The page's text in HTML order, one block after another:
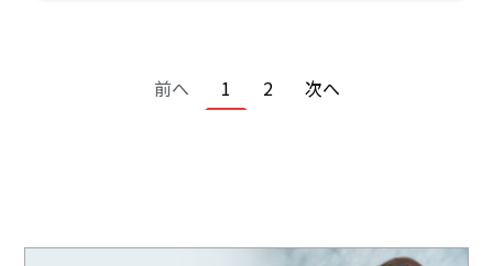
前ページ
前へ カレントページ
1 ページ
2 次ページ
次へ